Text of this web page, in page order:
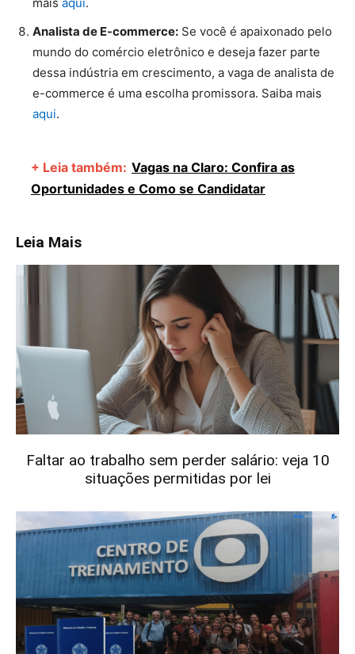
Analista de E-commerce: Se você é apaixonado pelo
mundo do comércio eletrônico e deseja fazer parte
dessa indústria em crescimento, a vaga de analista de
e-commerce é uma escolha promissora. Saiba mais
aqui.
+ Leia também: Vagas na Claro: Confira as
Oportunidades e Como se Candidatar
Leia Mais
Faltar ao trabalho sem perder salário: veja 10
situações permitidas por lei